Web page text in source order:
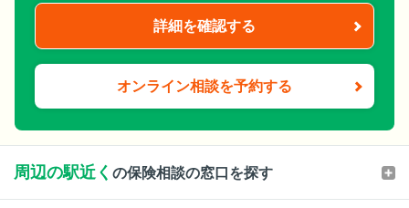
詳細を確認する
オンライン相談を予約する
周辺の駅近く の保険相談の窓口を探す